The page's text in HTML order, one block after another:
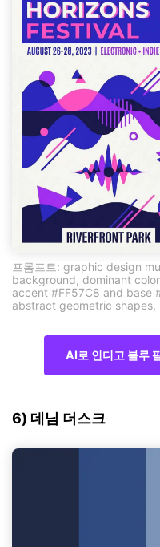
프롬프트: graphic design
background, dominant
accent #FF57C8 and base
abstract geometric
AI로 인디고 블루
6) 데님 더스크